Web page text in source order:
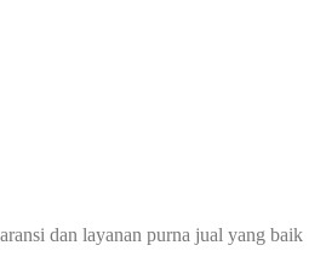
dan layanan purna jual yang baik